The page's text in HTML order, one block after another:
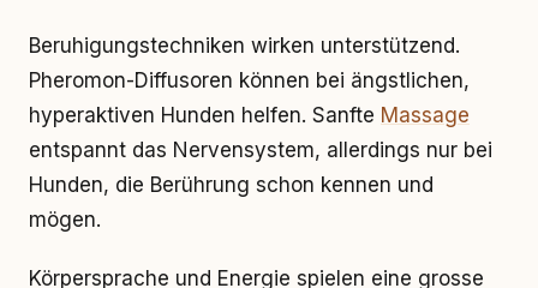
Beruhigungstechniken wirken unterstützend.
Pheromon-Diffusoren können bei ängstlichen,
hyperaktiven Hunden helfen. Sanfte Massage
entspannt das Nervensystem, allerdings nur bei
Hunden, die Berührung schon kennen und
mögen.
Körpersprache und Energie spielen eine grosse